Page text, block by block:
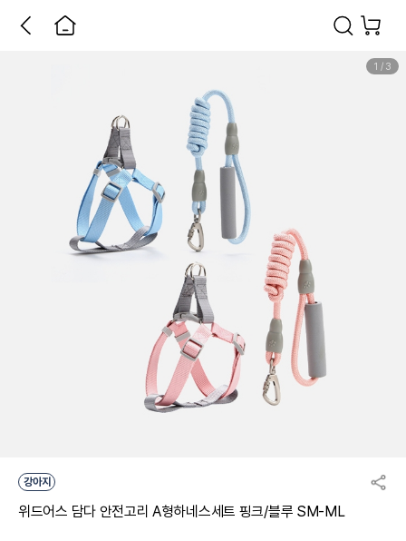
1 / 3
강아지
위드어스 담다 안전고리 A형하네스세트 핑크/블루 SM-ML